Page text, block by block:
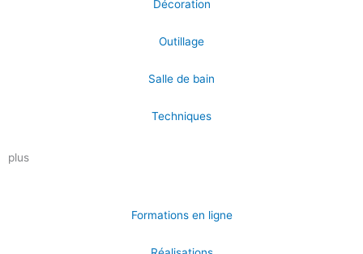
Décoration
Outillage
Salle de bain
Techniques
plus
Formations en ligne